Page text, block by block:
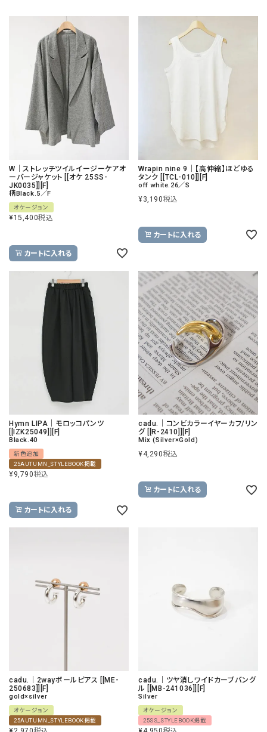
W｜ストレッチツイルイージーケアオ
ーバージャケット [[オケ 25SS-
JK0035]][F]
柄Black.5／F
オケージョン
¥15,400税込
カートに入れる
Wrapin nine 9｜【高伸縮】ほどゆる
タンク [[TCL-010]][F]
off white.26／S
¥3,190税込
カートに入れる
Hymn LIPA｜モロッコパンツ
[[IZK25049]][F]
Black.40
新色追加
25AUTUMN_STYLEBOOK掲載
¥9,790税込
カートに入れる
cadu.｜コンビカラーイヤーカフ/リン
グ [[R-2410]][F]
Mix (Silver×Gold)
¥4,290税込
カートに入れる
cadu.｜2wayボールピアス [[ME-
250683]][F]
gold×silver
オケージョン
25AUTUMN_STYLEBOOK掲載
cadu.｜ツヤ消しワイドカーブバング
ル [[MB-241036]][F]
Silver
オケージョン
25SS_STYLEBOOK掲載